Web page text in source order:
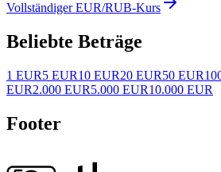
Vollständiger EUR/RUB-Kurs
Beliebte Beträge
1 EUR5 EUR10 EUR20 EUR50 EUR
EUR2.000 EUR5.000 EUR10.000 EUR
Footer